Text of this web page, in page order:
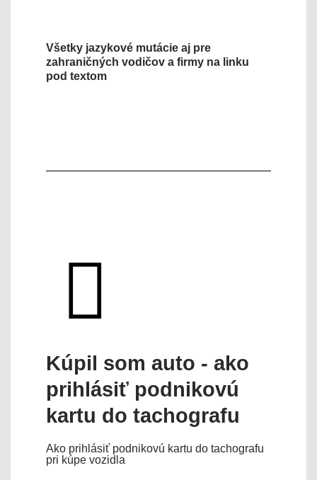
Všetky jazykové mutácie aj pre
zahraničných vodičov a firmy na linku
pod textom
Kúpil som auto - ako
prihlásiť podnikovú
kartu do tachografu
Ako prihlásiť podnikovú kartu do tachografu
pri kúpe vozidla